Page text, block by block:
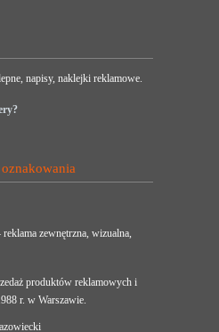
napisy, naklejki reklamowe.
zewnętrzna, wizualna,
produktów reklamowych i
r. w Warszawie.